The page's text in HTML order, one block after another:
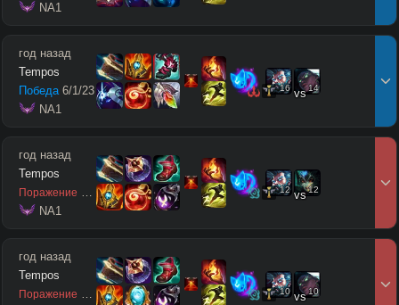
NA1
год назад
Tempos
Победа 6/1/23
NA1
16 vs14
год назад
Tempos
Поражение 1 /1/6
NA1
12 vs12
год назад
Tempos
Поражение 2 /2/4
10 vs10